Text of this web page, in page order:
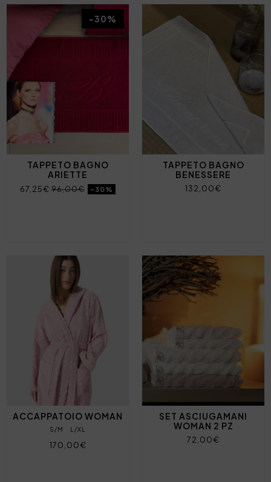
TAPPETO BAGNO
ARIETTE
67,25€ 96,00€ -30%
-30%
TAPPETO BAGNO
BENESSERE
132,00€
ACCAPPATOIO WOMAN
S/M L/XL
170,00€
SET ASCIUGAMANI
WOMAN 2 PZ
72,00€